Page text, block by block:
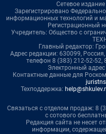
Сетевое
Зарегистрировано
информационных технологий и
Регистрационный
Учредитель: Общество с
Главный редактор:
Адрес редакции: 630099,
телефон 8 (383) 212-52-52,
Электронный адрес
Контактные данные для
Техподдержка:
Связаться с отделом продаж: 8
с сотового
Редакция сайта не несет
информации,